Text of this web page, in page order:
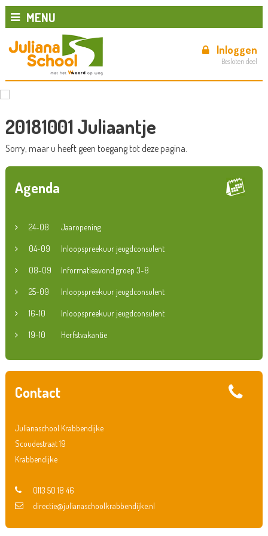
MENU
Inloggen
Besloten deel
20181001 Juliaantje
Sorry, maar u heeft geen toegang tot deze pagina.
Agenda
24-08 Jaaropening
04-09 Inloopspreekuur jeugdconsulent
08-09 Informatieavond groep 3-8
25-09 Inloopspreekuur jeugdconsulent
16-10 Inloopspreekuur jeugdconsulent
19-10 Herfstvakantie
Contact
Julianaschool Krabbendijke
Scoudestraat 19
Krabbendijke
0113 50 18 46
directie@julianaschoolkrabbendijke.nl